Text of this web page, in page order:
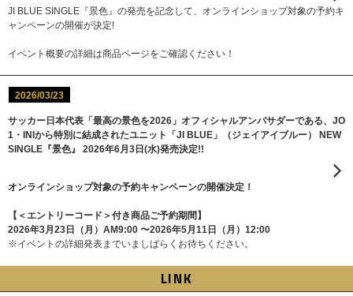
JI BLUE SINGLE『景色』の発売を記念して、オンラインショップ対象の予約キ
ャンペーンの開催が決定!
イベント概要の詳細は商品ページをご確認ください！
2026/03/23
サッカー日本代表「最高の景色を2026」オフィシャルアンバサダーである、JO
1・INIから特別に結成されたユニット「JI BLUE」（ジェイアイブルー） NEW
SINGLE『景⾊』 2026年6⽉3⽇(⽔)発売決定!!
オンラインショップ対象の予約キャンペーンの開催決定！
【＜エントリーコード＞付き商品ご予約期間】
2026年3月23日（月）AM9:00 〜2026年5月11日（月）12:00
※イベントの詳細発表までいましばらくお待ちください。
LINK